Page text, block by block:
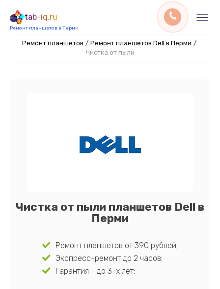
tab-iq.ru
Ремонт планшетов в Перми
Ремонт планшетов / Ремонт планшетов Dell в Перми /
Чистка от пыли
Чистка от пыли планшетов Dell в
Перми
Ремонт планшетов от 390 рублей;
Экспресс-ремонт до 2 часов;
Гарантия - до 3-х лет;